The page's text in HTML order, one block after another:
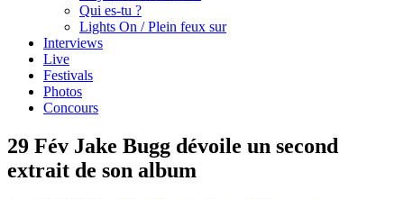
Qui es-tu ?
Lights On / Plein feux sur
Interviews
Live
Festivals
Photos
Concours
29 Fév Jake Bugg dévoile un second
extrait de son album